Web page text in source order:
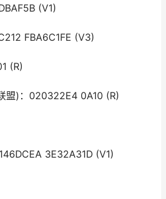
(V1)
FBA6C1FE (V3)
(R)
盟)：020322E4 0A10 (R)
3E32A31D (V1)